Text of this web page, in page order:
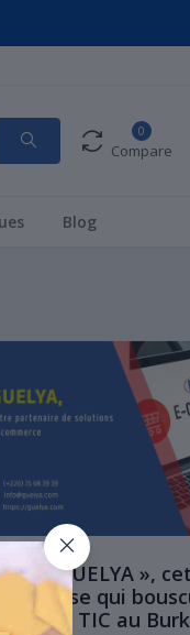
0
Compare
Blog
« GUELYA »,
entreprise qui
des TIC au